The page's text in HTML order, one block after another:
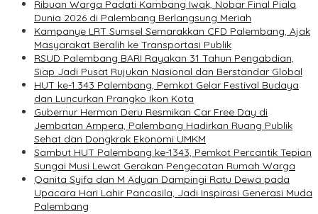
Ribuan Warga Padati Kambang Iwak, Nobar Final Piala
Dunia 2026 di Palembang Berlangsung Meriah
Kampanye LRT Sumsel Semarakkan CFD Palembang, Ajak
Masyarakat Beralih ke Transportasi Publik
RSUD Palembang BARI Rayakan 31 Tahun Pengabdian,
Siap Jadi Pusat Rujukan Nasional dan Berstandar Global
HUT ke-1.343 Palembang, Pemkot Gelar Festival Budaya
dan Luncurkan Prangko Ikon Kota
Gubernur Herman Deru Resmikan Car Free Day di
Jembatan Ampera, Palembang Hadirkan Ruang Publik
Sehat dan Dongkrak Ekonomi UMKM
Sambut HUT Palembang ke-1343, Pemkot Percantik Tepian
Sungai Musi Lewat Gerakan Pengecatan Rumah Warga
Qanita Syifa dan M Adyan Dampingi Ratu Dewa pada
Upacara Hari Lahir Pancasila, Jadi Inspirasi Generasi Muda
Palembang